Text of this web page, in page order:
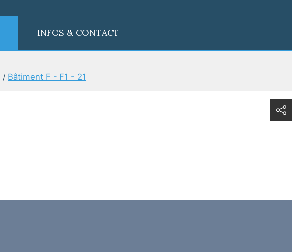
INFOS & CONTACT
Bâtiment F - F1 - 21